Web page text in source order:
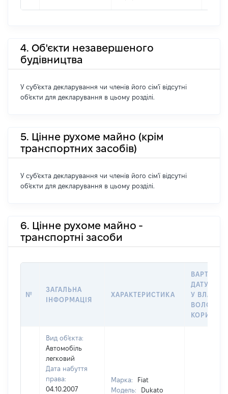
4. Об'єкти незавершеного
будівництва
У суб'єкта декларування чи членів його сім'ї відсутні
об'єкти для декларування в цьому розділі.
5. Цінне рухоме майно (крім
транспортних засобів)
У суб'єкта декларування чи членів його сім'ї відсутні
об'єкти для декларування в цьому розділі.
6. Цінне рухоме майно -
транспортні засоби
№
ЗАГАЛЬНА
ІНФОРМАЦІЯ
ХАРАКТЕРИСТИКА
ВАРТІСТЬ
ДАТУ
У
Вид об'єкта:
Автомобіль
легковий
Дата набуття
права:
04.10.2007
Марка:
Fiat
Модель:
Dukato